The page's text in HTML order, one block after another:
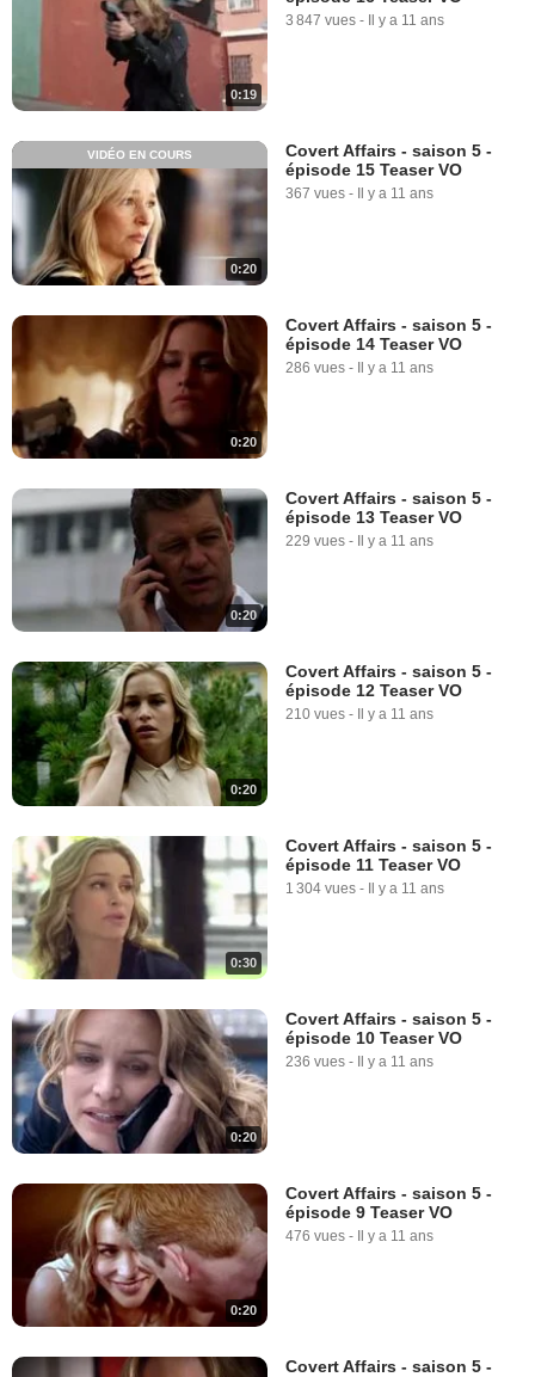
0:19
3 847 vues - Il y a 11 ans
0:20
VIDÉO EN COURS
Covert Affairs - saison 5 -
épisode 15 Teaser VO
367 vues - Il y a 11 ans
0:20
Covert Affairs - saison 5 -
épisode 14 Teaser VO
286 vues - Il y a 11 ans
0:20
Covert Affairs - saison 5 -
épisode 13 Teaser VO
229 vues - Il y a 11 ans
0:20
Covert Affairs - saison 5 -
épisode 12 Teaser VO
210 vues - Il y a 11 ans
0:30
Covert Affairs - saison 5 -
épisode 11 Teaser VO
1 304 vues - Il y a 11 ans
0:20
Covert Affairs - saison 5 -
épisode 10 Teaser VO
236 vues - Il y a 11 ans
0:20
Covert Affairs - saison 5 -
épisode 9 Teaser VO
476 vues - Il y a 11 ans
Covert Affairs - saison 5 -